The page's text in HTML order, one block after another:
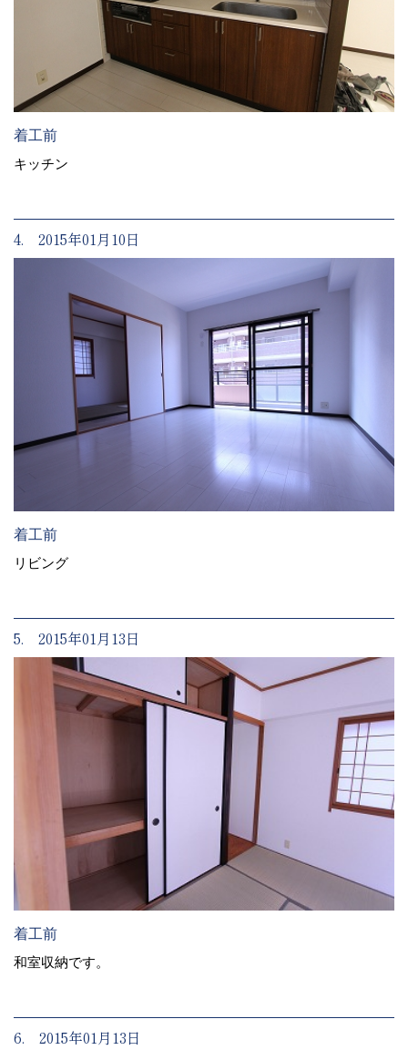
着工前
キッチン
4. 2015年01月10日
着工前
リビング
5. 2015年01月13日
着工前
和室収納です。
6. 2015年01月13日